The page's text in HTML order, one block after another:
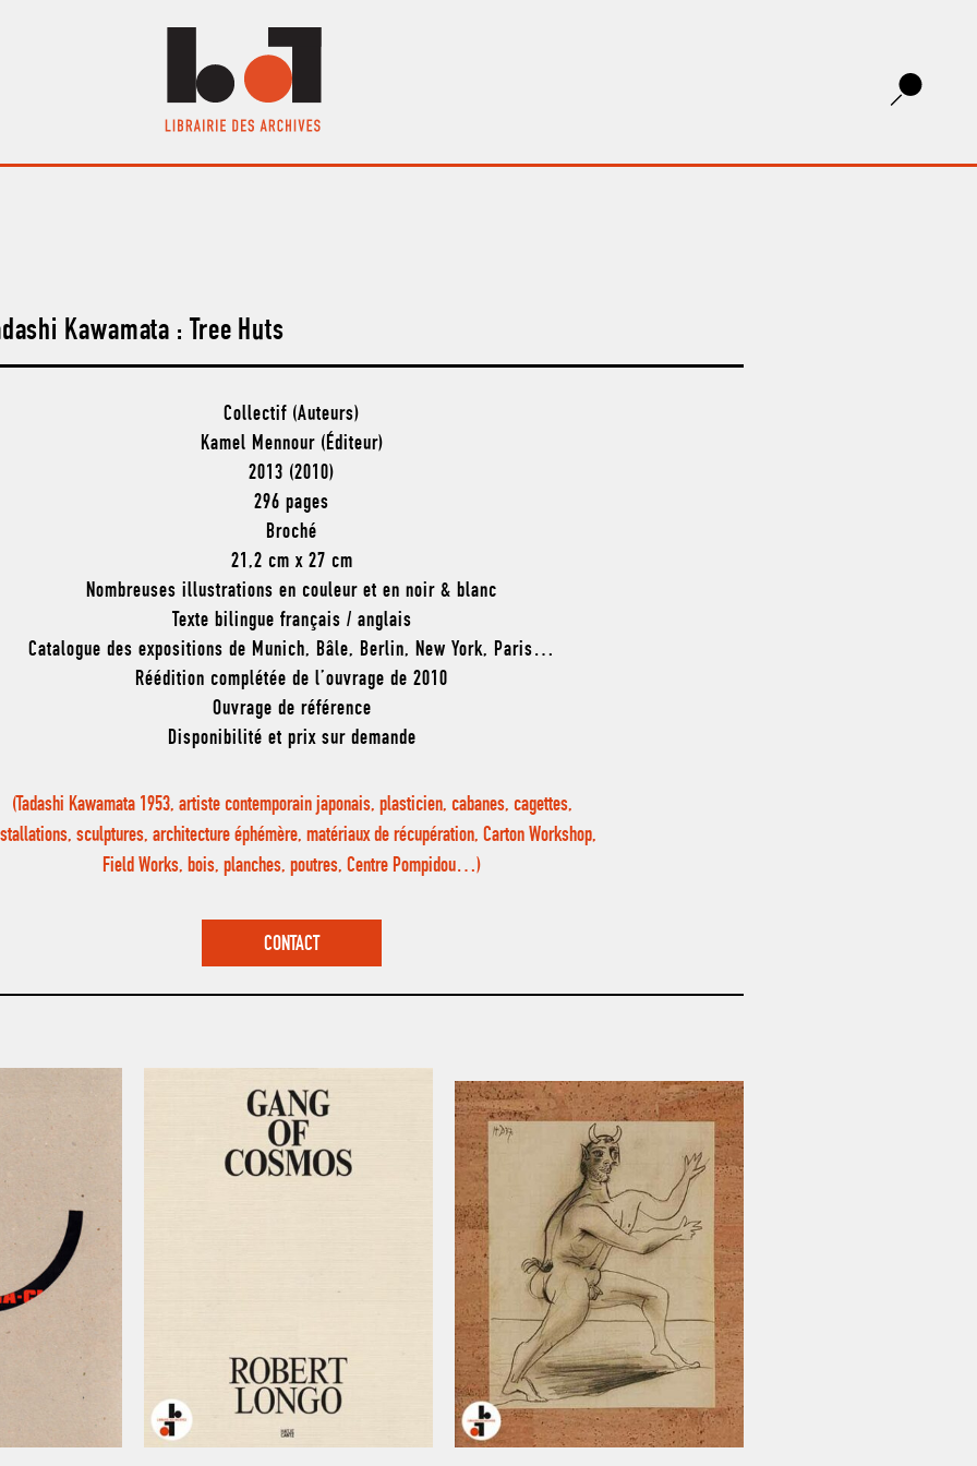
Kawamata : Tree Huts
Collectif (Auteurs)
Kamel Mennour (Éditeur)
2013 (2010)
296 pages
Broché
21,2 cm x 27 cm
Nombreuses illustrations en couleur et en noir & blanc
Texte bilingue français / anglais
Catalogue des expositions de Munich, Bâle, Berlin, New York, Paris…
Réédition complétée de l’ouvrage de 2010
Ouvrage de référence
Disponibilité et prix sur demande
(Tadashi Kawamata 1953, artiste contemporain japonais, plasticien, cabanes, cagettes,
sculptures, architecture éphémère, matériaux de récupération, Carton Workshop,
Field Works, bois, planches, poutres, Centre Pompidou…)
CONTACT